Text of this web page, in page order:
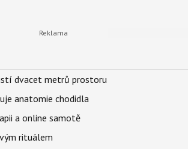
dvacet metrů prostoru
anatomie chodidla
a online samotě
rituálem